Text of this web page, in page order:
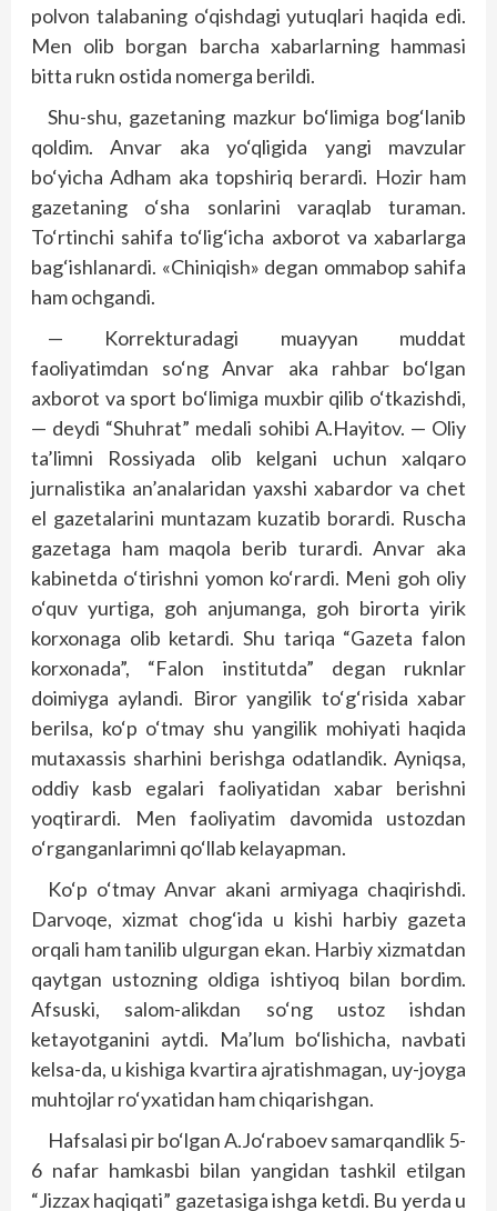
polvon talabaning o‘qishdagi yutuqlari haqida edi.
Men olib borgan barcha xabarlarning hammasi
bitta rukn ostida nomerga berildi.
Shu-shu, gazetaning mazkur bo‘limiga bog‘lanib
qoldim. Anvar aka yo‘qligida yangi mavzular
bo‘yicha Adham aka topshiriq berardi. Hozir ham
gazetaning o‘sha sonlarini varaqlab turaman.
To‘rtinchi sahifa to‘lig‘icha axborot va xabarlarga
bag‘ishlanardi. «Chiniqish» degan ommabop sahifa
ham ochgandi.
— Korrekturadagi muayyan muddat
faoliyatimdan so‘ng Anvar aka rahbar bo‘lgan
axborot va sport bo‘limiga muxbir qilib o‘tkazishdi,
— deydi “Shuhrat” medali sohibi A.Hayitov. — Oliy
ta’limni Rossiyada olib kelgani uchun xalqaro
jurnalistika an’analaridan yaxshi xabardor va chet
el gazetalarini muntazam kuzatib borardi. Ruscha
gazetaga ham maqola berib turardi. Anvar aka
kabinetda o‘tirishni yomon ko‘rardi. Meni goh oliy
o‘quv yurtiga, goh anjumanga, goh birorta yirik
korxonaga olib ketardi. Shu tariqa “Gazeta falon
korxonada”, “Falon institutda” degan ruknlar
doimiyga aylandi. Biror yangilik to‘g‘risida xabar
berilsa, ko‘p o‘tmay shu yangilik mohiyati haqida
mutaxassis sharhini berishga odatlandik. Ayniqsa,
oddiy kasb egalari faoliyatidan xabar berishni
yoqtirardi. Men faoliyatim davomida ustozdan
o‘rganganlarimni qo‘llab kelayapman.
Ko‘p o‘tmay Anvar akani armiyaga chaqirishdi.
Darvoqe, xizmat chog‘ida u kishi harbiy gazeta
orqali ham tanilib ulgurgan ekan. Harbiy xizmatdan
qaytgan ustozning oldiga ishtiyoq bilan bordim.
Afsuski, salom-alikdan so‘ng ustoz ishdan
ketayotganini aytdi. Ma’lum bo‘lishicha, navbati
kelsa-da, u kishiga kvartira ajratishmagan, uy-joyga
muhtojlar ro‘yxatidan ham chiqarishgan.
Hafsalasi pir bo‘lgan A.Jo‘raboev samarqandlik 5-
6 nafar hamkasbi bilan yangidan tashkil etilgan
“Jizzax haqiqati” gazetasiga ishga ketdi. Bu yerda u